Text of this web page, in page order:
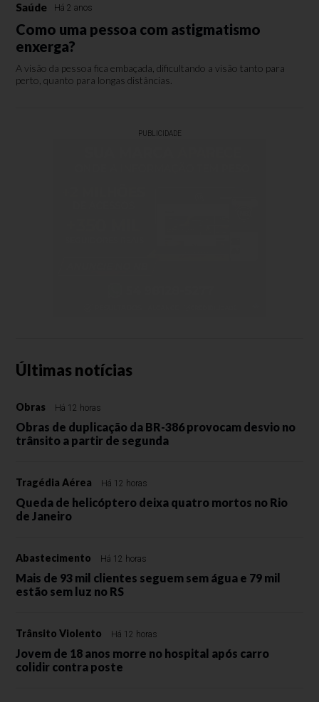
Saúde Há 2 anos
Como uma pessoa com astigmatismo
enxerga?
A visão da pessoa fica embaçada, dificultando a visão tanto para
perto, quanto para longas distâncias.
PUBLICIDADE
Últimas notícias
Obras Há 12 horas
Obras de duplicação da BR-386 provocam desvio no
trânsito a partir de segunda
Tragédia Aérea Há 12 horas
Queda de helicóptero deixa quatro mortos no Rio
de Janeiro
Abastecimento Há 12 horas
Mais de 93 mil clientes seguem sem água e 79 mil
estão sem luz no RS
Trânsito Violento Há 12 horas
Jovem de 18 anos morre no hospital após carro
colidir contra poste